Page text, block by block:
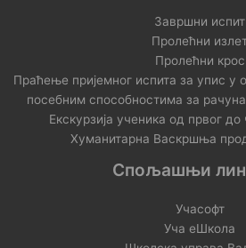
Завршни испит
Пролећни
Пролећни крос
Праћење пријемног испита за упис
посебним способностима за
Екскурзија ученика од првог до
Хуманитарна Васкршња
Спољашњи
Учасофт
Уча еШкола